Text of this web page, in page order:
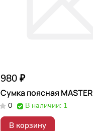
980 ₽
Сумка поясная MASTER
0 В наличии: 1
В корзину